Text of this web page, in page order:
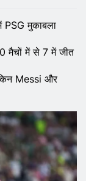
मुकाबला
मैचों में से 7 में जीत
Messi और